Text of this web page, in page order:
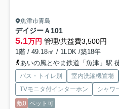
魚津市青島
デイジーＡ 101
5.1万円 管理/共益費3,500円
1階 / 49.18㎡ / 1LDK /築18年
あいの風とやま鉄道「魚津」駅
バス・トイレ別 室内洗濯機置場
TVモニタ付インターホン
シャワ
敷0 ペット可